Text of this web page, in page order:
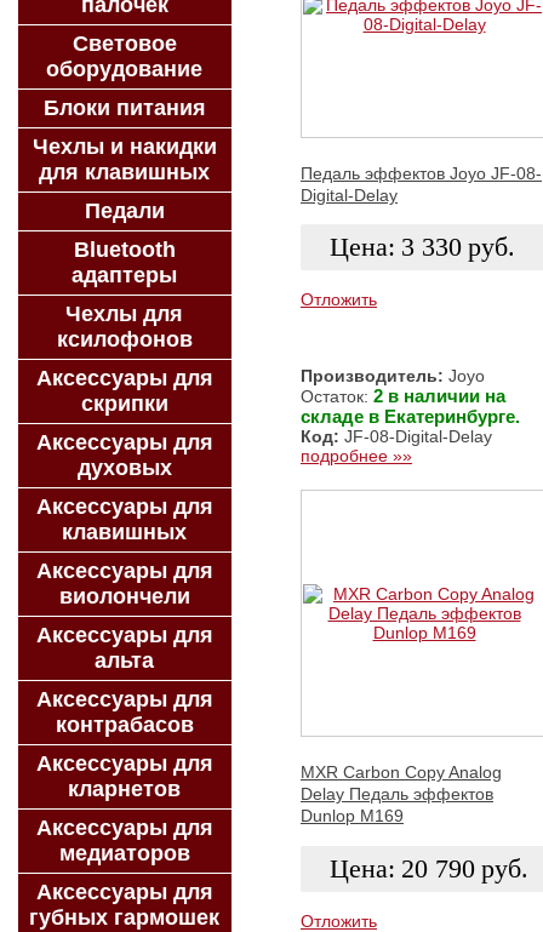
Педаль эффектов Joyo JF-08-
Digital-Delay
Цена: 3 330 руб.
Отложить
Производитель: Joyo
Остаток: 2 в наличии на
складе в Екатеринбурге.
Код: JF-08-Digital-Delay
подробнее »»
MXR Carbon Copy Analog
Delay Педаль эффектов
Dunlop M169
Цена: 20 790 руб.
Отложить
палочек
Световое
оборудование
Блоки питания
Чехлы и накидки
для клавишных
Педали
Bluetooth
адаптеры
Чехлы для
ксилофонов
Аксессуары для
скрипки
Аксессуары для
духовых
Аксессуары для
клавишных
Аксессуары для
виолончели
Аксессуары для
альта
Аксессуары для
контрабасов
Аксессуары для
кларнетов
Аксессуары для
медиаторов
Аксессуары для
губных гармошек